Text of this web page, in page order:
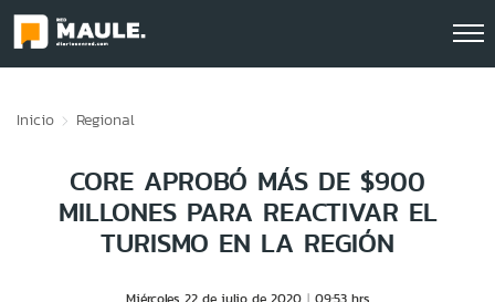
Inicio Regional
CORE APROBÓ MÁS DE $900
MILLONES PARA REACTIVAR EL
TURISMO EN LA REGIÓN
Miércoles 22 de julio de 2020 09:53 hrs